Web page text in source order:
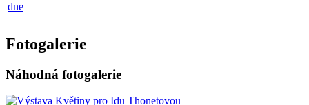
dne
Fotogalerie
Náhodná fotogalerie